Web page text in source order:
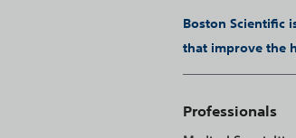
Boston Scientific
that improve the
Professionals